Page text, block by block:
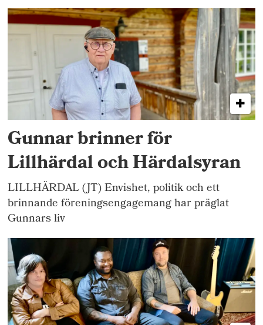
Gunnar brinner för
Lillhärdal och Härdalsyran
LILLHÄRDAL (JT) Envishet, politik och ett
brinnande föreningsengagemang har präglat
Gunnars liv